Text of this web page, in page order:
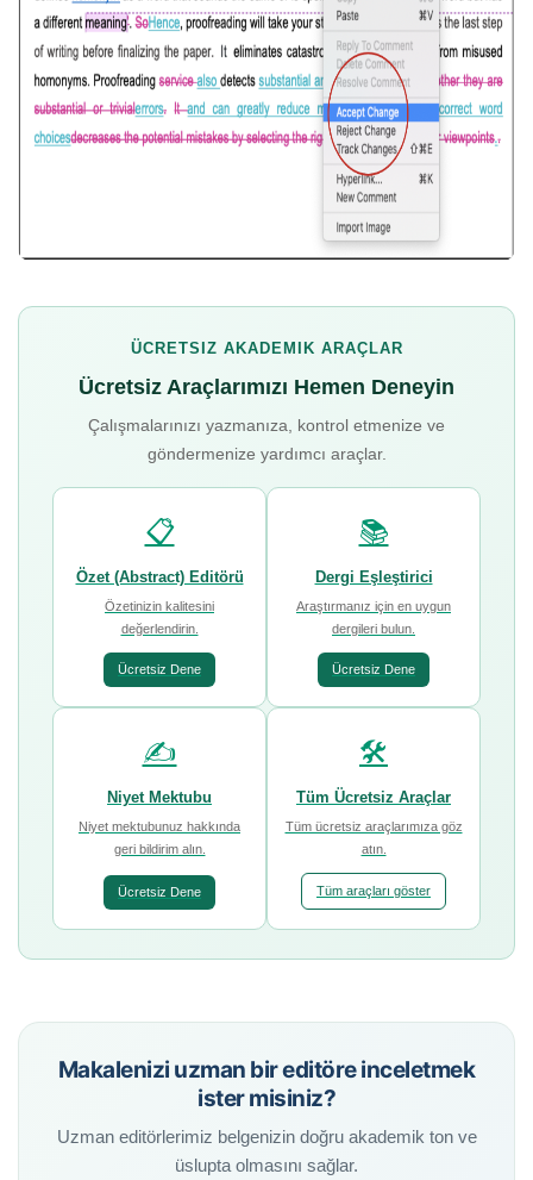
ÜCRETSIZ AKADEMIK ARAÇLAR
Ücretsiz Araçlarımızı Hemen Deneyin
Çalışmalarınızı yazmanıza, kontrol etmenize ve
göndermenize yardımcı araçlar.
📋
Özet (Abstract) Editörü
Özetinizin kalitesini
değerlendirin.
Ücretsiz Dene
📚
Dergi Eşleştirici
Araştırmanız için en uygun
dergileri bulun.
Ücretsiz Dene
✍️
Niyet Mektubu
Niyet mektubunuz hakkında
geri bildirim alın.
Ücretsiz Dene
🛠️
Tüm Ücretsiz Araçlar
Tüm ücretsiz araçlarımıza göz
atın.
Tüm araçları göster
Makalenizi uzman bir editöre inceletmek
ister misiniz?
Uzman editörlerimiz belgenizin doğru akademik ton ve
üslupta olmasını sağlar.